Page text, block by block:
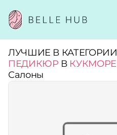
Город:
ЛУЧШИЕ В КАТЕГОРИИ
ПЕДИКЮР В КУКМОРЕ
Салоны